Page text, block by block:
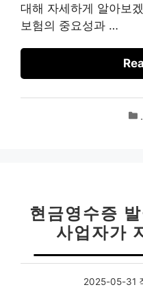
대해 자세하게 알아보
보험의 중요성과 …
현금영수증
사업자가
2025-05-31